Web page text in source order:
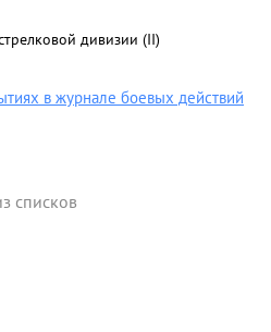
дивизии (II)
в журнале боевых действий
списков